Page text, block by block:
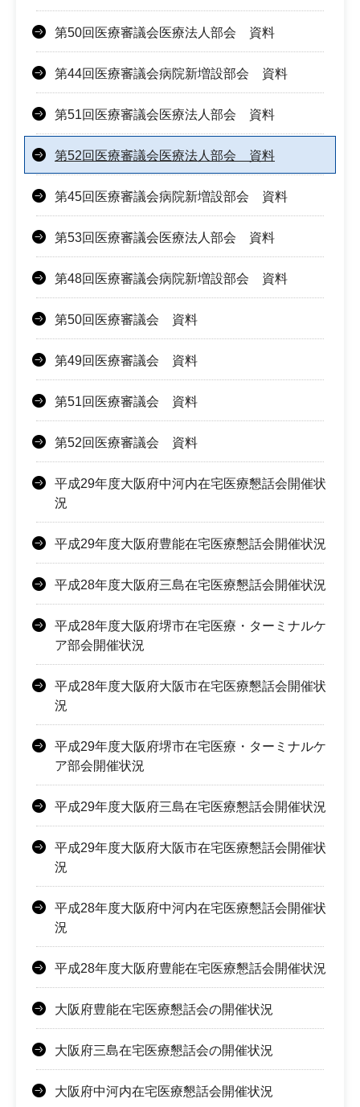
第50回医療審議会医療法人部会 資料
第44回医療審議会病院新増設部会 資料
第51回医療審議会医療法人部会 資料
第52回医療審議会医療法人部会 資料
第45回医療審議会病院新増設部会 資料
第53回医療審議会医療法人部会 資料
第48回医療審議会病院新増設部会 資料
第50回医療審議会 資料
第49回医療審議会 資料
第51回医療審議会 資料
第52回医療審議会 資料
平成29年度大阪府中河内在宅医療懇話会開催状
況
平成29年度大阪府豊能在宅医療懇話会開催状況
平成28年度大阪府三島在宅医療懇話会開催状況
平成28年度大阪府堺市在宅医療・ターミナルケ
ア部会開催状況
平成28年度大阪府大阪市在宅医療懇話会開催状
況
平成29年度大阪府堺市在宅医療・ターミナルケ
ア部会開催状況
平成29年度大阪府三島在宅医療懇話会開催状況
平成29年度大阪府大阪市在宅医療懇話会開催状
況
平成28年度大阪府中河内在宅医療懇話会開催状
況
平成28年度大阪府豊能在宅医療懇話会開催状況
大阪府豊能在宅医療懇話会の開催状況
大阪府三島在宅医療懇話会の開催状況
大阪府中河内在宅医療懇話会開催状況